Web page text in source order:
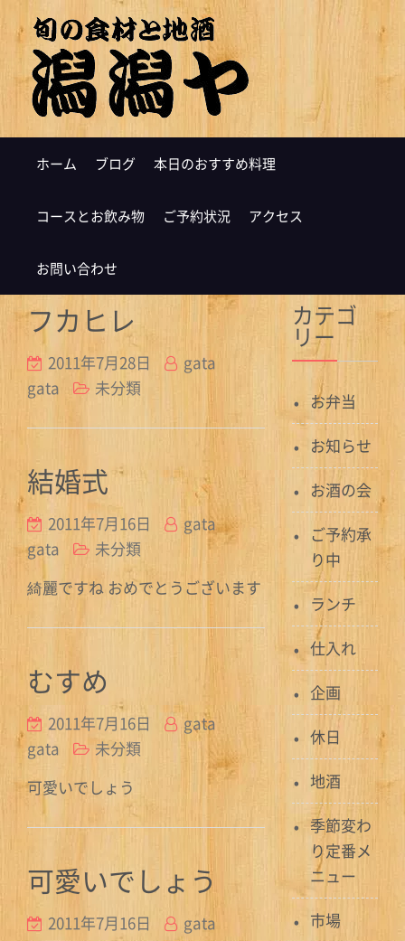
ホーム ブログ 本日のおすすめ料理
コースとお飲み物 ご予約状況 アクセス
お問い合わせ
フカヒレ
2011年7月28日
gata
gata
未分類
結婚式
2011年7月16日
gata
gata
未分類
綺麗ですね おめでとうございます
むすめ
2011年7月16日
gata
gata
未分類
可愛いでしょう
可愛いでしょう
2011年7月16日
gata
カテゴ
リー
お弁当
お知らせ
お酒の会
ご予約承
り中
ランチ
仕入れ
企画
休日
地酒
季節変わ
り定番メ
ニュー
市場